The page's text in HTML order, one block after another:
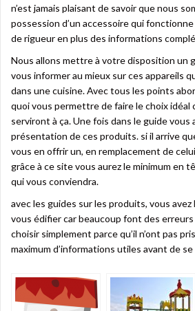
n’est jamais plaisant de savoir que nous
possession d’un accessoire qui
de rigueur en plus des informations
Nous allons mettre à votre disposition un
vous informer au mieux sur ces appareils
dans une cuisine. Avec tous les points
quoi vous permettre de faire le choix idéal
serviront à ça. Une fois dans le guide vous
présentation de ces produits. si il arrive
vous en offrir un, en remplacement de
grâce à ce site vous aurez le minimum en
qui vous conviendra.
avec les guides sur les produits, vous
vous édifier car beaucoup font des erreurs
choisir simplement parce qu’il n’ont pas
maximum d’informations utiles avant de